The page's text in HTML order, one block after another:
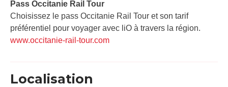
Pass Occitanie Rail Tour​
Choisissez le pass Occitanie Rail Tour et son tarif
préférentiel pour voyager avec liO à travers la région.
www.occitanie-rail-tour.com
Localisation